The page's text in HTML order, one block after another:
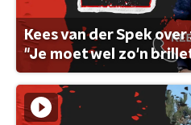
Kees van der Spek
"Je moet wel zo'n